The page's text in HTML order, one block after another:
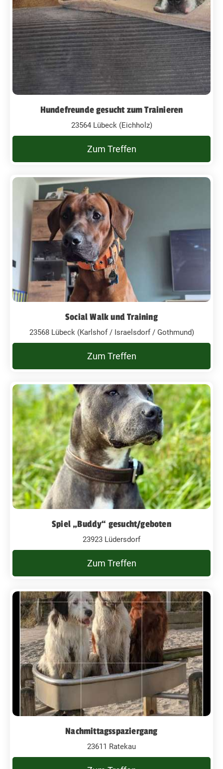
Hundefreunde gesucht zum Trainieren
23564 Lübeck (Eichholz)
Zum Treffen
Social Walk und Training
23568 Lübeck (Karlshof / Israelsdorf / Gothmund)
Zum Treffen
Spiel „Buddy“ gesucht/geboten
23923 Lüdersdorf
Zum Treffen
Nachmittagsspaziergang
23611 Ratekau